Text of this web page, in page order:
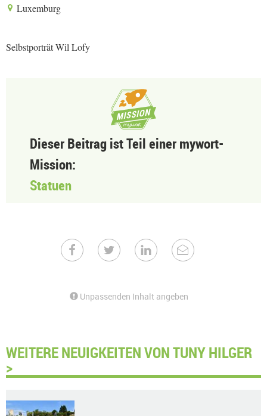
Luxemburg
Selbstporträt Wil Lofy
Dieser Beitrag ist Teil einer mywort-
Mission:
Statuen
Unpassenden Inhalt angeben
WEITERE NEUIGKEITEN VON TUNY HILGER
>